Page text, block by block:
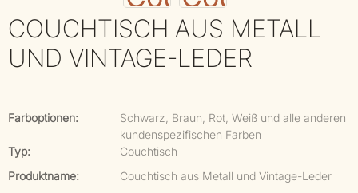
COUCHTISCH AUS METALL
UND VINTAGE-LEDER
Farboptionen:
Schwarz, Braun, Rot, Weiß und alle anderen
kundenspezifischen Farben
Typ:
Couchtisch
Produktname:
Couchtisch aus Metall und Vintage-Leder